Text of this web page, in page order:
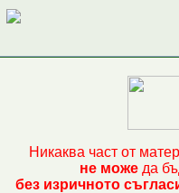
Никаква част от
не може да
без изричното